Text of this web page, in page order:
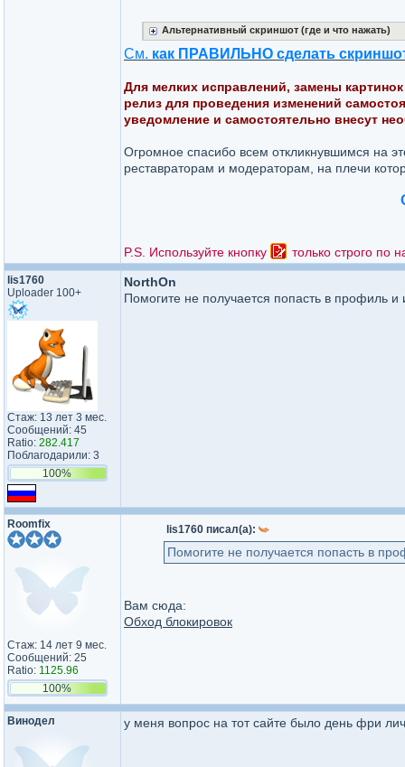
Альтернативный скриншот (где и что нажать)
См. как ПРАВИЛЬНО сделать
Для мелких исправлений, замены
релиз для проведения изменений
уведомление и самостоятельно внесут
Огромное спасибо всем откликнувшимся на
реставраторам и модераторам, на плечи
P.S. Используйте кнопку только строго по
lis1760
Uploader 100+
Стаж: 13 лет 3 мес.
Сообщений: 45
Ratio: 282.417
Поблагодарили: 3
100%
NorthOn
Помогите не получается попасть в профиль
Roomfix
Стаж: 14 лет 9 мес.
Сообщений: 25
Ratio: 1125.96
100%
lis1760 писал(а):
Помогите не получается попасть в
Вам сюда:
Обход блокировок
Винодел у меня вопрос на тот сайте было день фри